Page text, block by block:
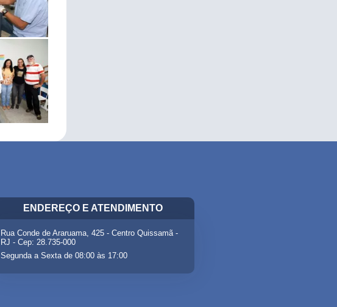
ENDEREÇO E ATENDIMENTO
Rua Conde de Araruama, 425 - Centro Quissamã -
RJ - Cep: 28.735-000
Segunda a Sexta de 08:00 às 17:00